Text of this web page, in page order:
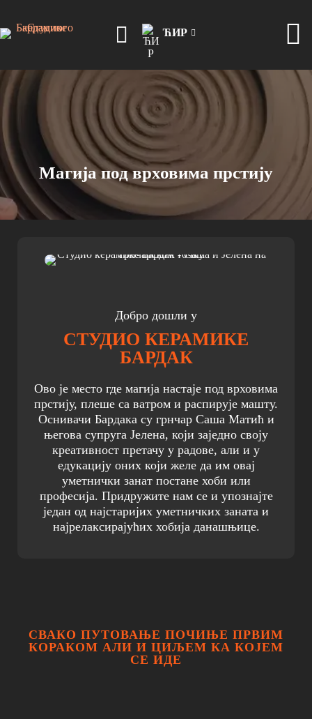
ЋИР
Магија под врховима прстију
Добро дошли у
СТУДИО КЕРАМИКЕ
БАРДАК
Ово је место где магија настаје под врховима
прстију, плеше са ватром и распирује машту.
Оснивачи Бардака су грнчар Саша Матић и
његова супруга Јелена, који заједно своју
креативност претачу у радове, али и у
едукацију оних који желе да им овај
уметнички занат постане хоби или
професија. Придружите нам се и упознајте
један од најстаријих уметничких заната и
најрелаксирајућих хобија данашњице.
СВАКО ПУТОВАЊЕ ПОЧИЊЕ ПРВИМ
КОРАКОМ АЛИ И ЦИЉЕМ КА КОЈЕМ
СЕ ИДЕ